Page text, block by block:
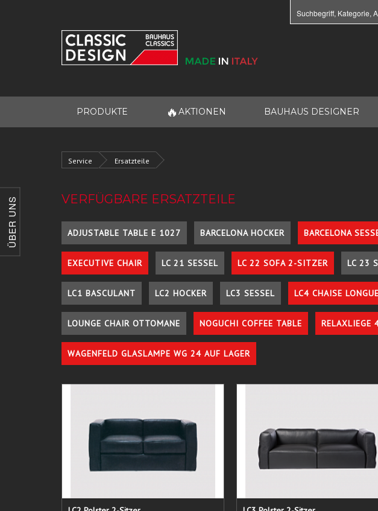
ÜBER UNS
PRODUKTE 🔥 AKTIONEN BAUHAUS DESIGNER
Service Ersatzteile
VERFÜGBARE ERSATZTEILE
ADJUSTABLE TABLE E 1027 BARCELONA HOCKER BARCELONA
EXECUTIVE CHAIR LC 21 SESSEL LC 22 SOFA 2-SITZER LC 23
LC1 BASCULANT LC2 HOCKER LC3 SESSEL LC4 CHAISE LONGUE
LOUNGE CHAIR OTTOMANE NOGUCHI COFFEE TABLE RELAXLIEGE
WAGENFELD GLASLAMPE WG 24 AUF LAGER